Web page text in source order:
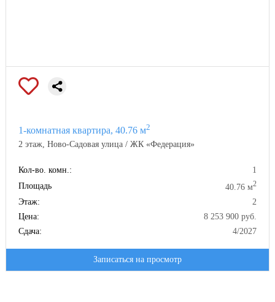
1-комнатная квартира, 40.76 м2
2 этаж, Ново-Садовая улица / ЖК «Федерация»
Кол-во. комн.:
1
Площадь
40.76 м2
Этаж:
2
Цена:
8 253 900 руб.
Сдача:
4/2027
Записаться на просмотр